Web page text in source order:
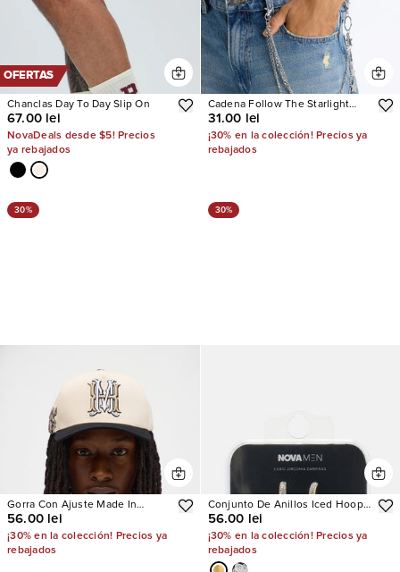
OFERTAS
Chanclas Day To Day Slip On
67.00 lei
NovaDeals desde $5! Precios
ya rebajados
Cadena Follow The Starlight
Layered Pant
31.00 lei
¡30% en la colección! Precios ya
rebajados
30%
Gorra Con Ajuste Made In
Heaven Twill Structured
56.00 lei
¡30% en la colección! Precios ya
rebajados
30%
Conjunto De Anillos Iced Hoop
5 Piece Ear
56.00 lei
¡30% en la colección! Precios ya
rebajados